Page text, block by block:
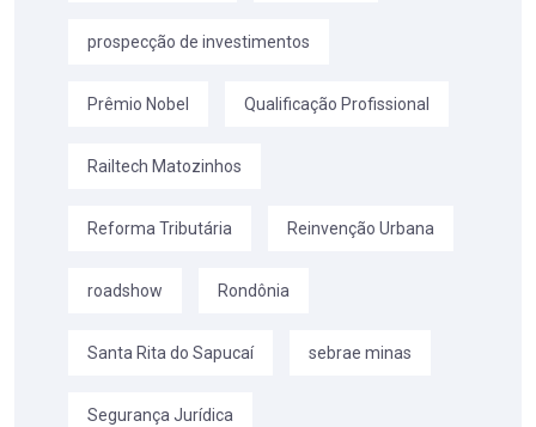
prospecção de investimentos
Prêmio Nobel Qualificação Profissional
Railtech Matozinhos
Reforma Tributária Reinvenção Urbana
roadshow Rondônia
Santa Rita do Sapucaí sebrae minas
Segurança Jurídica